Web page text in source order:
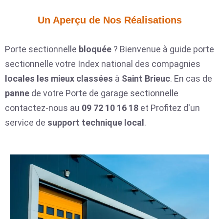
Un Aperçu de Nos Réalisations​
Porte sectionnelle bloquée ? Bienvenue à guide porte
sectionnelle votre Index national des compagnies
locales les mieux classées à Saint Brieuc. En cas de
panne de votre Porte de garage sectionnelle
contactez-nous au 09 72 10 16 18 et Profitez d'un
service de support technique local .